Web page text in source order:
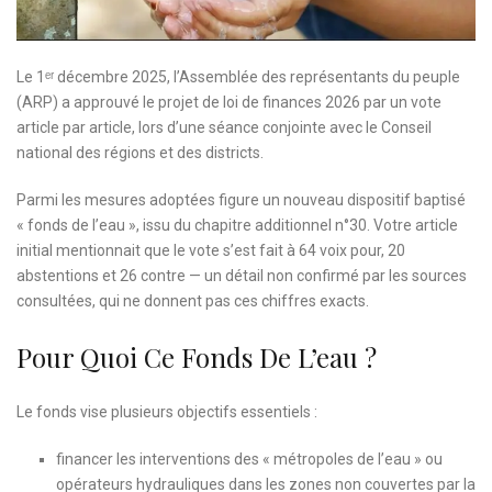
Le 1ᵉʳ décembre 2025, l’Assemblée des représentants du peuple
(ARP) a approuvé le projet de loi de finances 2026 par un vote
article par article, lors d’une séance conjointe avec le Conseil
national des régions et des districts.
Parmi les mesures adoptées figure un nouveau dispositif baptisé
« fonds de l’eau », issu du chapitre additionnel n°30. Votre article
initial mentionnait que le vote s’est fait à 64 voix pour, 20
abstentions et 26 contre — un détail non confirmé par les sources
consultées, qui ne donnent pas ces chiffres exacts.
Pour Quoi Ce Fonds De L’eau ?
Le fonds vise plusieurs objectifs essentiels :
financer les interventions des « métropoles de l’eau » ou
opérateurs hydrauliques dans les zones non couvertes par la